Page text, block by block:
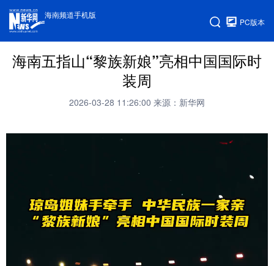
海南频道手机版
PC版本
海南五指山“黎族新娘”亮相中国国际时
装周
2026-03-28 11:26:00 来源：新华网